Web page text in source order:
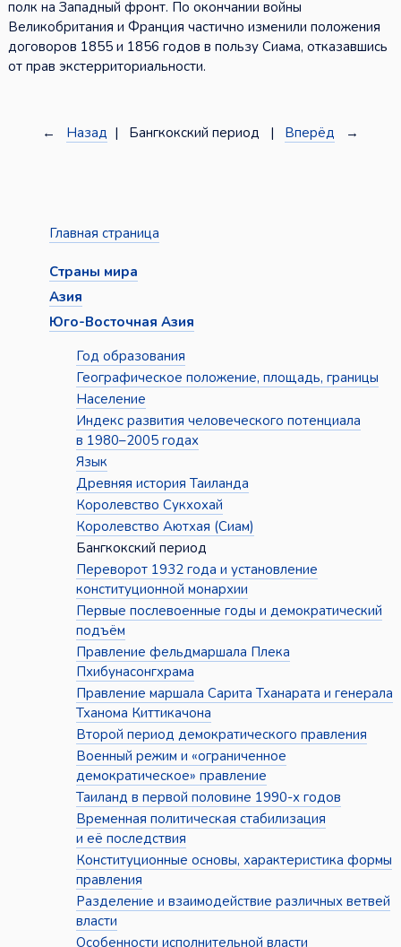
полк на Западный фронт. По окончании войны
Великобритания и Франция частично изменили положения
договоров 1855 и 1856 годов в пользу Сиама, отказавшись
от прав экстерриториальности.
← Назад | Бангкокский период | Вперёд →
Главная страница
Страны мира
Азия
Юго-Восточная Азия
Год образования
Географическое положение, площадь, границы
Население
Индекс развития человеческого потенциала
в 1980–2005 годах
Язык
Древняя история Таиланда
Королевство Сукхохай
Королевство Аютхая (Сиам)
Бангкокский период
Переворот 1932 года и установление
конституционной монархии
Первые послевоенные годы и демократический
подъём
Правление фельдмаршала Плека
Пхибунасонгхрама
Правление маршала Сарита Тханарата и генерала
Тханома Киттикачона
Второй период демократического правления
Военный режим и «ограниченное
демократическое» правление
Таиланд в первой половине 1990-х годов
Временная политическая стабилизация
и её последствия
Конституционные основы, характеристика формы
правления
Разделение и взаимодействие различных ветвей
власти
Особенности исполнительной власти